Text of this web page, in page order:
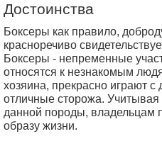
Достоинства
Боксеры как правило,
красноречиво
Боксеры - непременные
относятся к незнакомым
хозяина, прекрасно играют
отличные сторожа.
данной породы, владельцам
образу жизни.